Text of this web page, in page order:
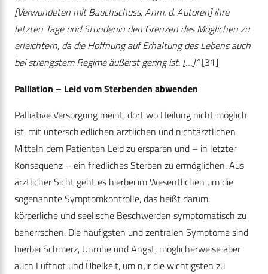
[Verwundeten mit Bauchschuss, Anm. d. Autoren] ihre
letzten Tage und Stundenin den Grenzen des Möglichen zu
erleichtern, da die Hoffnung auf Erhaltung des Lebens auch
bei strengstem Regime äußerst gering ist. […].“[31]
Palliation – Leid vom Sterbenden abwenden
Palliative Versorgung meint, dort wo Heilung nicht möglich
ist, mit unterschiedlichen ärztlichen und nichtärztlichen
Mitteln dem Patienten Leid zu ersparen und – in letzter
Konsequenz – ein friedliches Sterben zu ermöglichen. Aus
ärztlicher Sicht geht es hierbei im Wesentlichen um die
sogenannte Symptomkontrolle, das heißt darum,
körperliche und seelische Beschwerden symptomatisch zu
beherrschen. Die häufigsten und zentralen Symptome sind
hierbei Schmerz, Unruhe und Angst, möglicherweise aber
auch Luftnot und Übelkeit, um nur die wichtigsten zu